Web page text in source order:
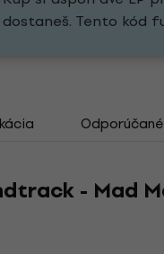
dostaneš. Tento kód
- Mad